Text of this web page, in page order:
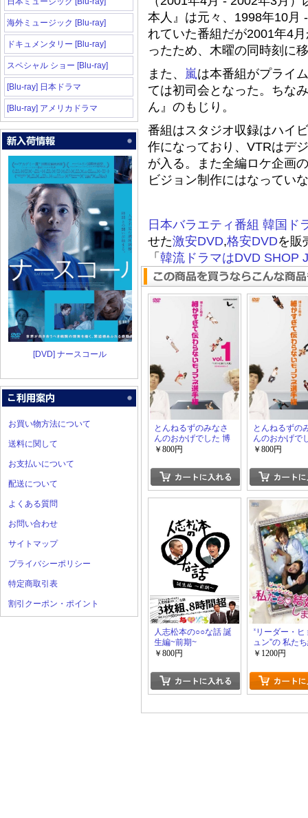
海外ミュージック [Blu-ray]
ドキュメンタリー [Blu-ray]
スペシャル ショー [Blu-ray]
[Blu-ray] 日本ドラマ
[Blu-ray] アメリカドラマ
[DVD] ナースコール
お買い物方法について
送料に関して
お支払いについて
配送について
よくある質問
お問い合わせ
サイトマップ
プライバシーポリシー
特定商取引表
割引クーポン・ポイント
本人』は元々、1998年10月
れていた番組だが2001年4
ったため、木曜の同時刻に
また、 嵐は本番組がプライ
ては初司会となった。ちな
ん』のもじり。
番組はスタジオ収録はハイ
作になっており、VTRはデ
が入る。また全編ロケ企画
ビジョン制作にはなってい
日本バラエティ番組 韓国ド
せた激安DVD,格安DVDを販
「 韓流ドラマはDVD SHOP
とんねるずのみなさ
んのおかげでした 博
士と助手 細かすぎて
選手権 vol.1-vol.3
￥800円
とんねるずの
んのおかげで
士と助手 細か
選手権 vol.4-
￥800円
人志松本の○○な話 誕
生編~前期~
￥800円
“リーダー・
ュン”の 私た
ました-コレ
￥1200円